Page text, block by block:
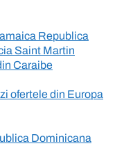
Republica
Saint Martin
Caraibe
ofertele din Europa
Dominicana